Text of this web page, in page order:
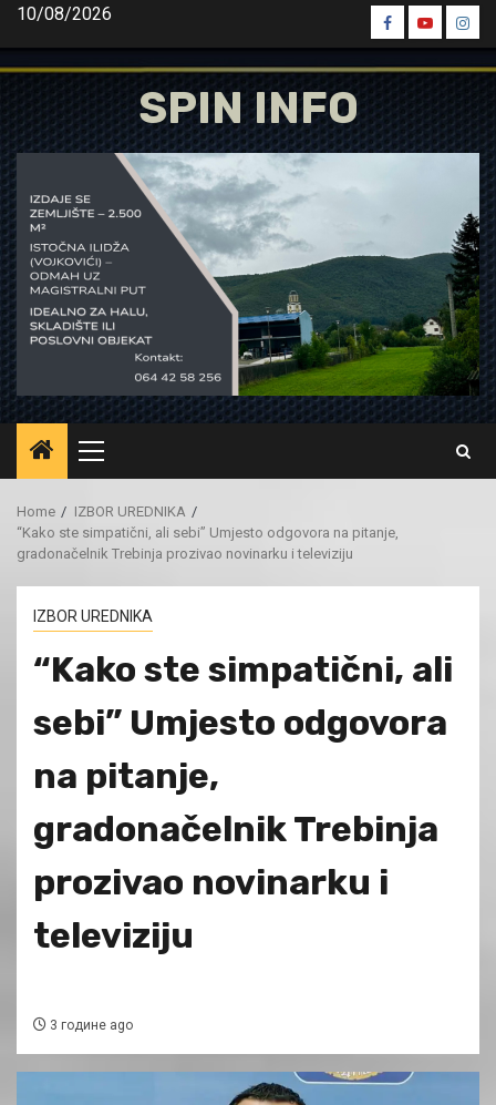
Skip
content
10/08/2026
Spin
Facebook
Spin
Youtube
Spin
SPIN INFO
Primary
Menu
Home
IZBOR UREDNIKA
“Kako ste simpatični, ali sebi” Umjesto odgovora na pitanje,
gradonačelnik Trebinja prozivao novinarku i televiziju
IZBOR UREDNIKA
“Kako ste simpatični, ali
sebi” Umjesto odgovora
na pitanje,
gradonačelnik Trebinja
prozivao novinarku i
televiziju
3 године ago